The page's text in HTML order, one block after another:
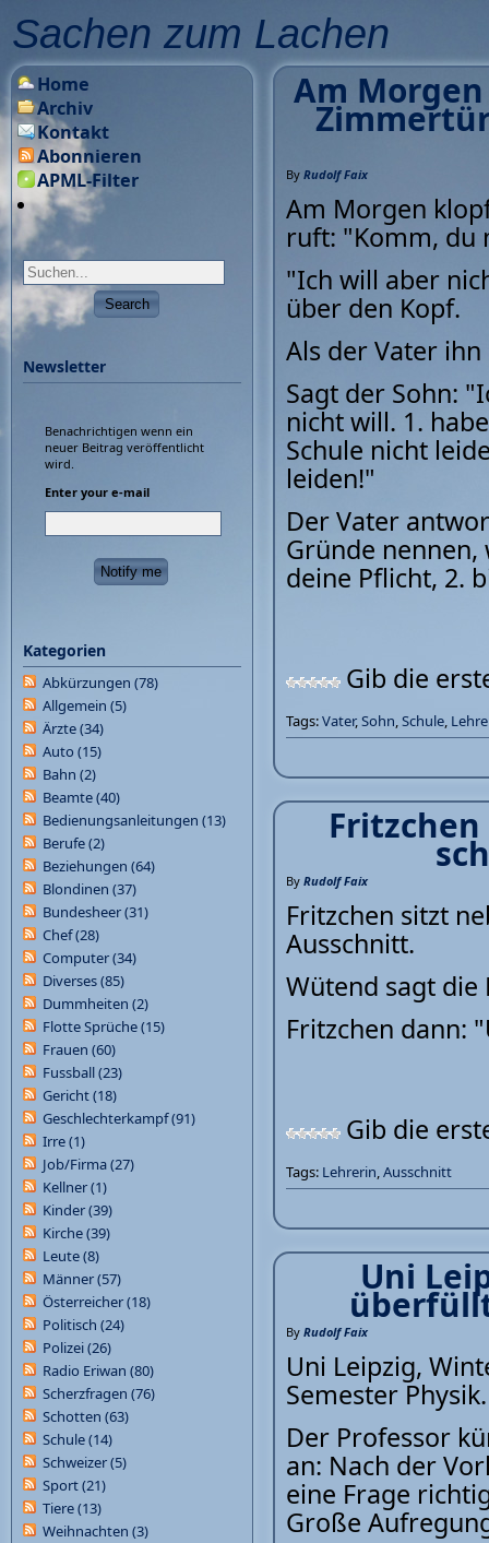
Sachen zum Lachen
Am
By Rudolf Faix
Am Morgen
ruft: "Komm, du
"Ich will aber
über den Kopf.
Als der Vater
Sagt der Sohn:
nicht will. 1.
Schule nicht
leiden!"
Der Vater
Gründe nennen,
deine Pflicht, 2.
Gib die
Tags:Vater,Sohn,Schule,
By Rudolf Faix
Fritzchen sitzt
Ausschnitt.
Wütend sagt
Fritzchen dann:
Gib die
Tags: Lehrerin,Ausschnitt
Uni
By Rudolf Faix
Uni Leipzig,
Semester Physik.
Der Professor
an: Nach der
eine Frage
Große
Home
Archiv
Kontakt
Abonnieren
APML-Filter
Newsletter
Benachrichtigen wenn ein
neuer Beitrag veröffentlicht
wird.
Enter your e-mail
Kategorien
Abkürzungen (78)
Allgemein (5)
Ärzte(34)
Auto (15)
Bahn (2)
Beamte(40)
Bedienungsanleitungen (13)
Berufe(2)
Beziehungen (64)
Blondinen (37)
Bundesheer(31)
Chef(28)
Computer(34)
Diverses(85)
Dummheiten (2)
Flotte Sprüche(15)
Frauen (60)
Fussball(23)
Gericht(18)
Geschlechterkampf(91)
Irre(1)
Job/Firma(27)
Kellner(1)
Kinder(39)
Kirche(39)
Leute(8)
Männer(57)
Österreicher(18)
Politisch (24)
Polizei(26)
Radio Eriwan (80)
Scherzfragen (76)
Schotten (63)
Schule(14)
Schweizer(5)
Sport(21)
Tiere(13)
Weihnachten (3)